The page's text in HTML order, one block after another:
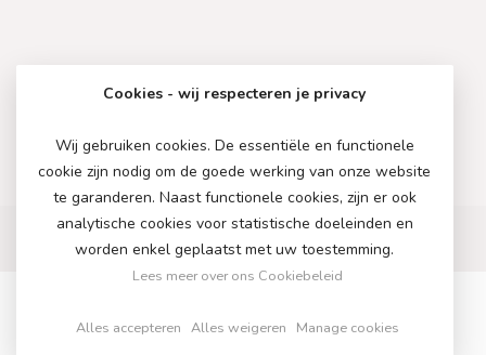
Cookies - wij respecteren je privacy
Wij gebruiken cookies. De essentiële en functionele
cookie zijn nodig om de goede werking van onze website
te garanderen. Naast functionele cookies, zijn er ook
analytische cookies voor statistische doeleinden en
worden enkel geplaatst met uw toestemming.
Lees meer over ons Cookiebeleid
Alles accepteren Alles weigeren Manage cookies